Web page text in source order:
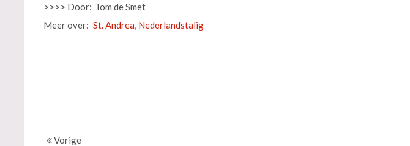
>>>> Door: Tom de Smet
Meer over: St. Andrea, Nederlandstalig
Vorige